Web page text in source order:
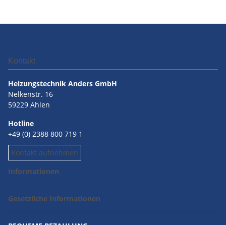
Kontakt
Heizungstechnik Anders GmbH
Nelkenstr. 16
59229 Ahlen
Hotline
+49 (0) 2388 800 719 1
Kontakt aufnehmen
Informationen
Gesetzliche Informationen